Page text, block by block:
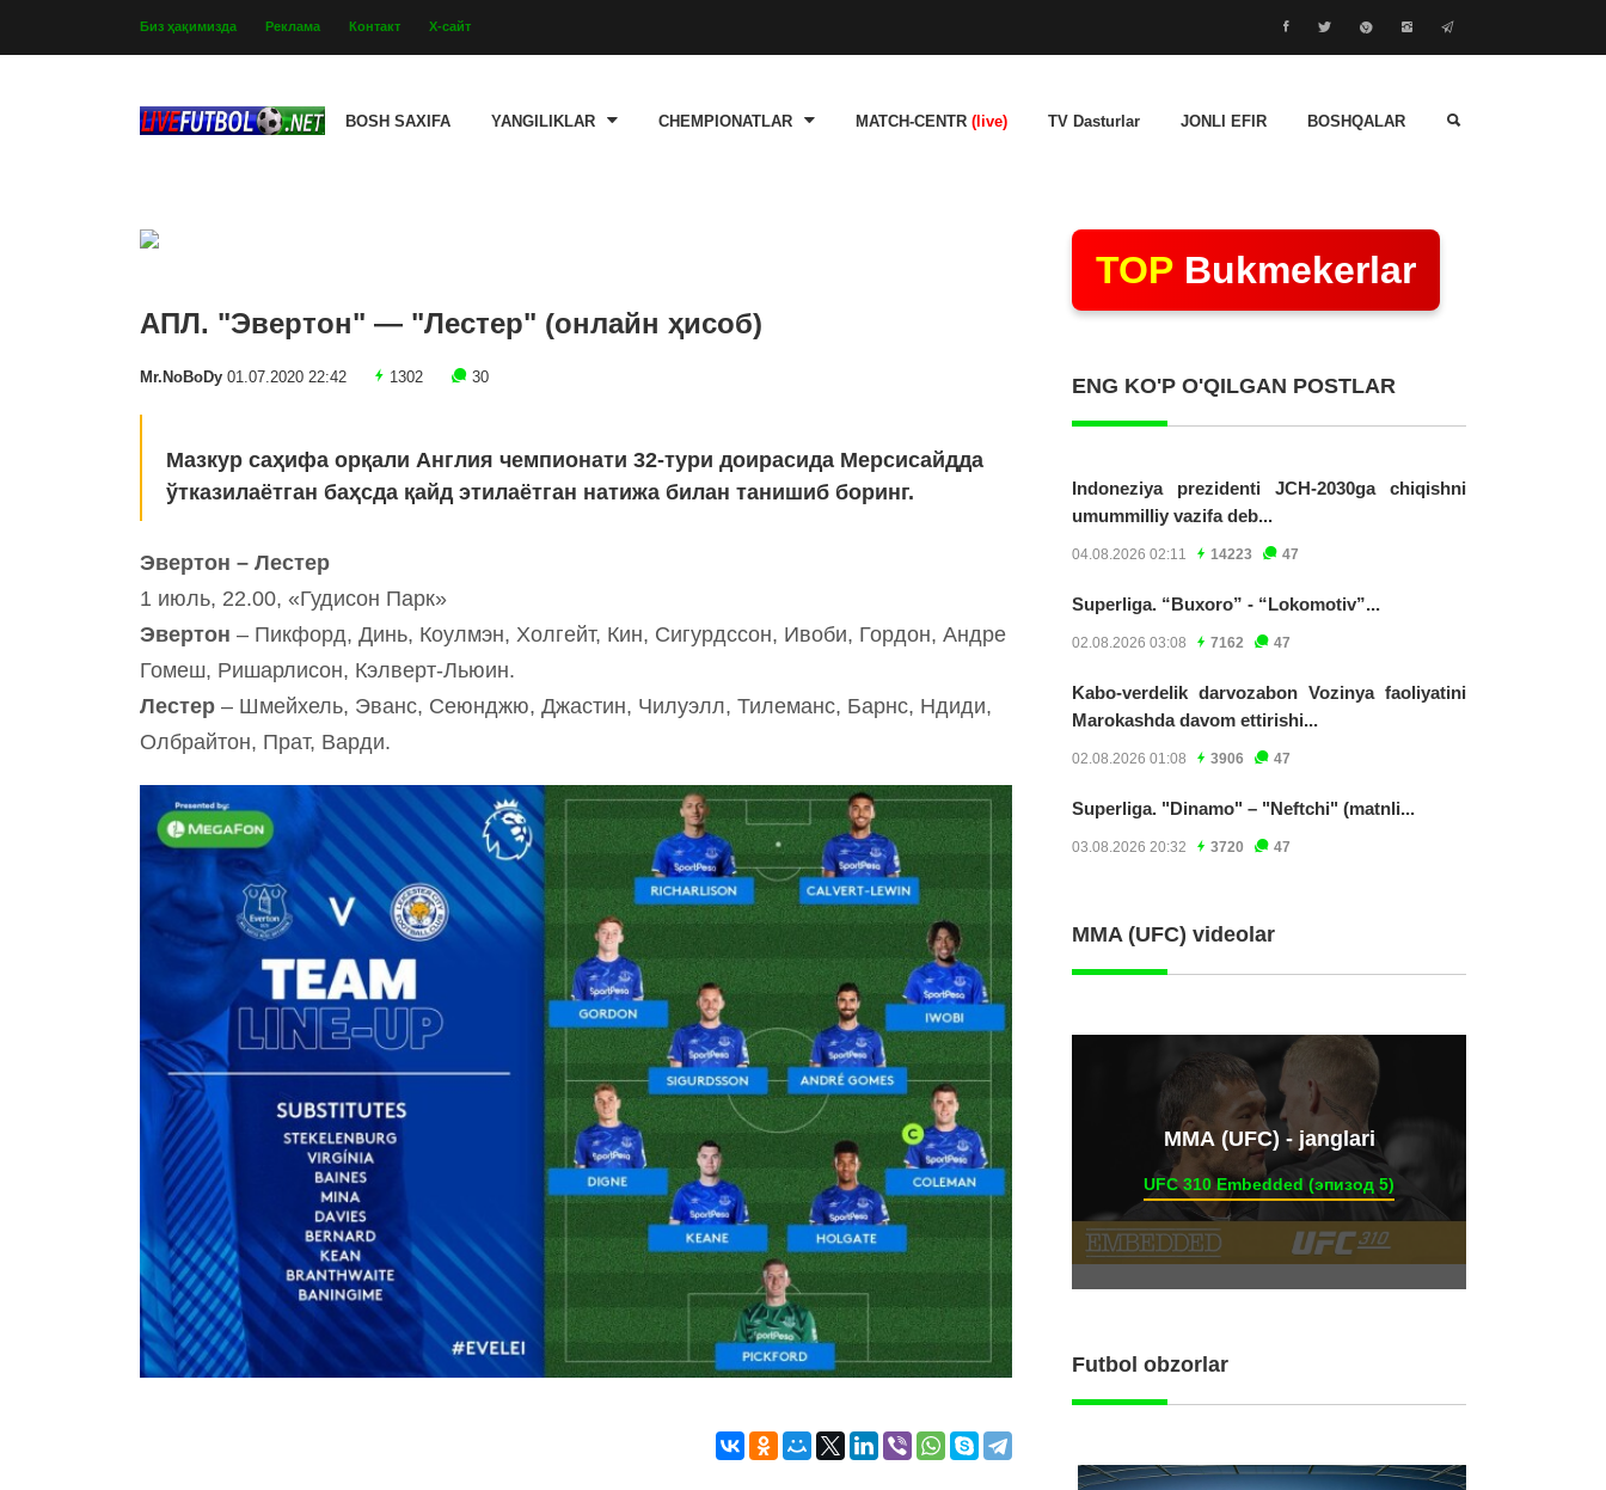
Биз ҳақимизда Реклама Контакт Х-сайт
BOSH SAXIFA YANGILIKLAR CHEMPIONATLAR MATCH-CENTR (live) TV Dasturlar JONLI EFIR BOSHQALAR
АПЛ. "Эвертон" — "Лестер" (онлайн ҳисоб)
Mr.NoBoDy 01.07.2020 22:42 1302 30
Мазкур саҳифа орқали Англия чемпионати 32-тури доирасида Мерсисайдда
ўтказилаётган баҳсда қайд этилаётган натижа билан танишиб боринг.
Эвертон – Лестер
1 июль, 22.00, «Гудисон Парк»
Эвертон – Пикфорд, Динь, Коулмэн, Холгейт, Кин, Сигурдссон, Ивоби, Гордон, Андре
Гомеш, Ришарлисон, Кэлверт-Льюин.
Лестер – Шмейхель, Эванс, Сеюнджю, Джастин, Чилуэлл, Тилеманс, Барнс, Ндиди,
Олбрайтон, Прат, Варди.
TOP Bukmekerlar
ENG KO'P O'QILGAN POSTLAR
Indoneziya prezidenti JCH-2030ga chiqishni
umummilliy vazifa deb...
04.08.2026 02:11 14223 47
Superliga. “Buxoro” - “Lokomotiv”...
02.08.2026 03:08 7162 47
Kabo-verdelik darvozabon Vozinya faoliyatini
Marokashda davom ettirishi...
02.08.2026 01:08 3906 47
Superliga. "Dinamo" – "Neftchi" (matnli...
03.08.2026 20:32 3720 47
MMA (UFC) videolar
ММА (UFC) - janglari
UFC 310 Embedded (эпизод 5)
Futbol obzorlar